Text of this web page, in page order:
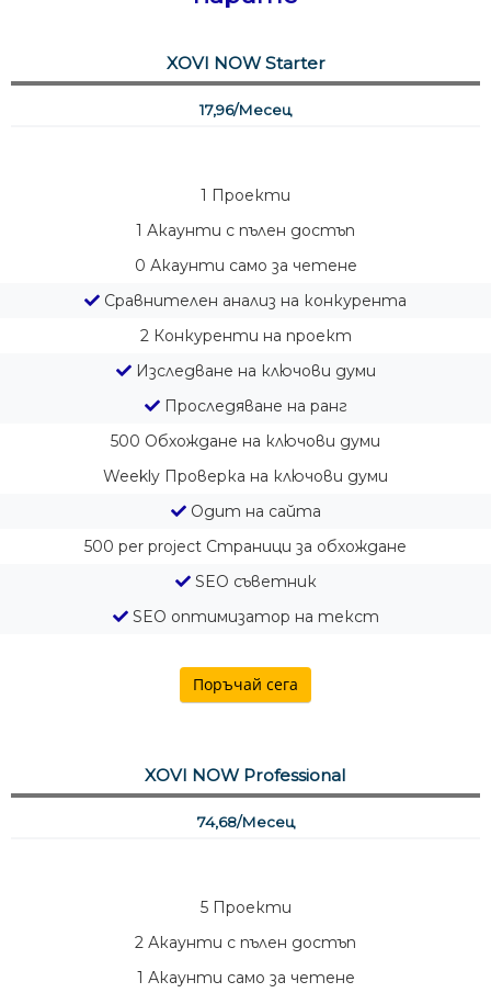
XOVI NOW Starter
17,96/Месец
1 Проекти
1 Акаунти с пълен достъп
0 Акаунти само за четене
Сравнителен анализ на конкурента
2 Конкуренти на проект
Изследване на ключови думи
Проследяване на ранг
500 Обхождане на ключови думи
Weekly Проверка на ключови думи
Одит на сайта
500 per project Страници за обхождане
SEO съветник
SEO оптимизатор на текст
Поръчай сега
XOVI NOW Professional
74,68/Месец
5 Проекти
2 Акаунти с пълен достъп
1 Акаунти само за четене